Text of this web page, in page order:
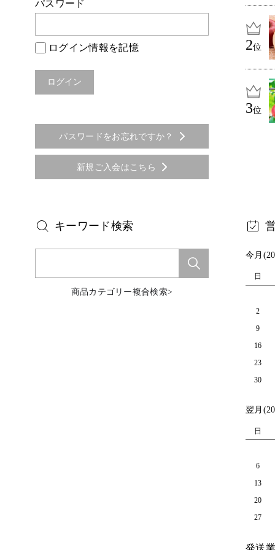
パスワード
ログイン情報を記憶
パスワードをお忘れですか？
新規ご入会はこちら
位
位
キーワード検索
商品カテゴリー複合検索>
今月
日
2
9
16
23
30
翌月
日
6
13
20
27